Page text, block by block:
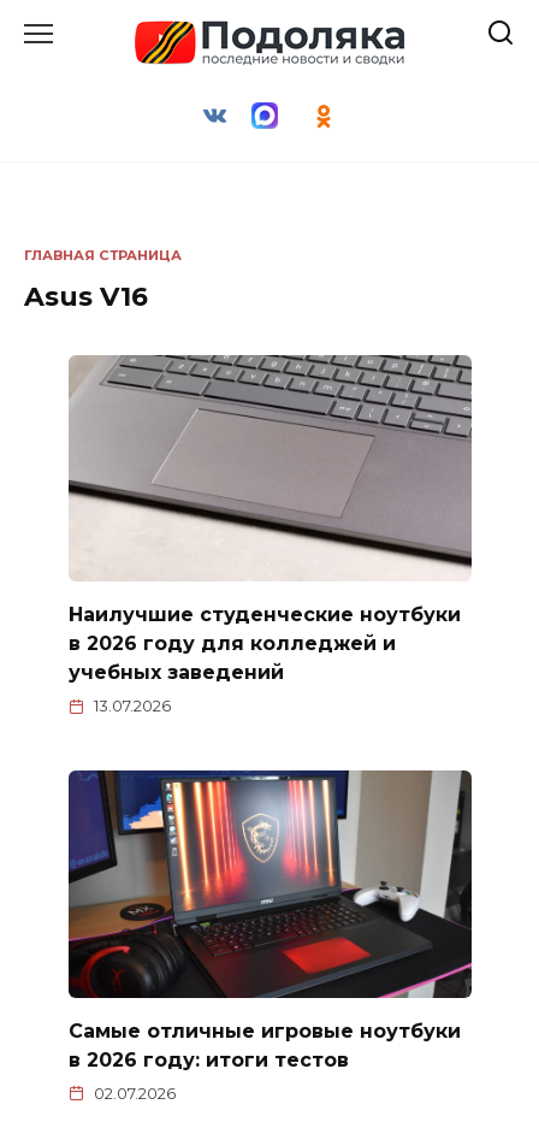
ГЛАВНАЯ СТРАНИЦА
Asus V16
Наилучшие студенческие ноутбуки
в 2026 году для колледжей и
учебных заведений
13.07.2026
Самые отличные игровые ноутбуки
в 2026 году: итоги тестов
02.07.2026